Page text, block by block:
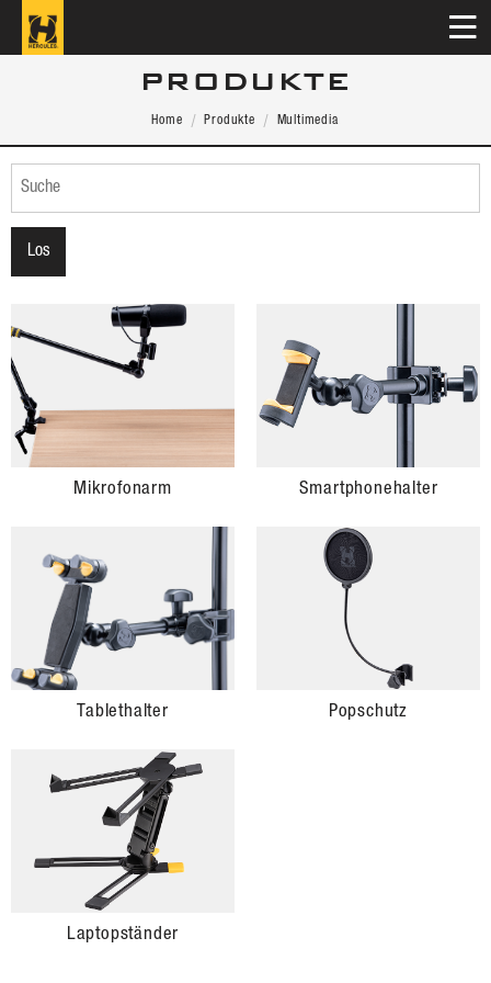
PRODUKTE
Home Produkte Multimedia
Mikrofonarm Smartphonehalter
Tablethalter Popschutz
Laptopständer